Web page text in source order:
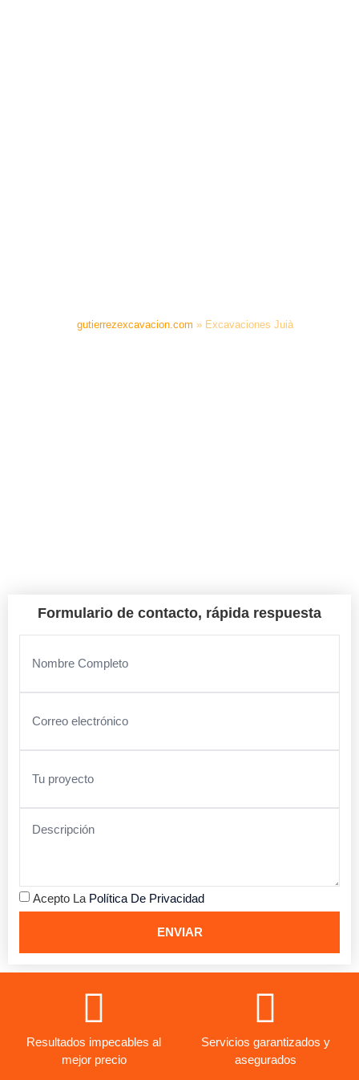
gutierrezexcavacion.com » Excavaciones Juià
Formulario de contacto, rápida respuesta
Acepto La Política De Privacidad
ENVIAR
Resultados impecables al
mejor precio
Servicios garantizados y
asegurados